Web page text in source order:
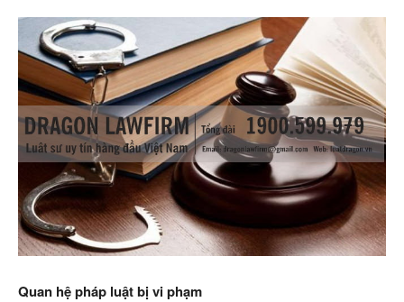
Quan hệ pháp luật bị vi phạm